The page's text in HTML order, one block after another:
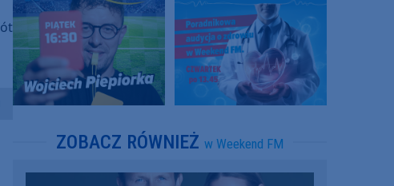
ZOBACZ RÓWNIEŻ w Weekend FM